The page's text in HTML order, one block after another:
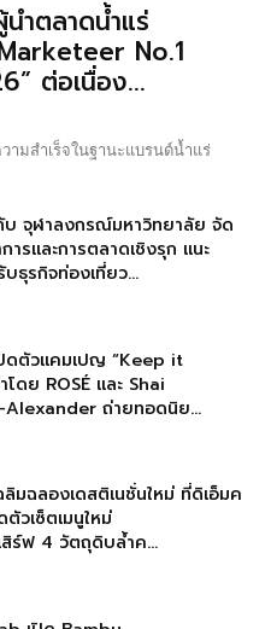
ำตลาดน้ำแร่
No.1
ต่อเนื่อง...
ามสำเร็จในฐานะแบรนด์น้ำแร่
บ จุฬาลงกรณ์มหาวิทยาลัย จัด
ารและการตลาดเชิงรุก แนะ
ธุรกิจท่องเที่ยว...
ดตัวแคมเปญ “Keep it
โดย ROSÉ และ Shai
Alexander ถ่ายทอดนิย...
ลิมฉลองเดสติเนชั่นใหม่ ที่ดิเอ็มค
ตัวเซ็ตเมนูใหม่
สิร์ฟ 4 วัตถุดิบล้ำค...